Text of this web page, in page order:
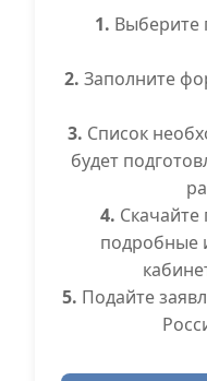
1. Выберите
2. Заполните
3. Список
будет
4. Скачайте
подробные
5. Подайте